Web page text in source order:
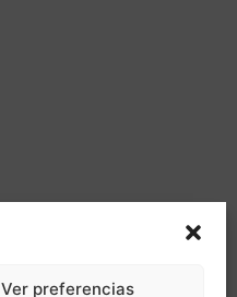
Ver preferencias